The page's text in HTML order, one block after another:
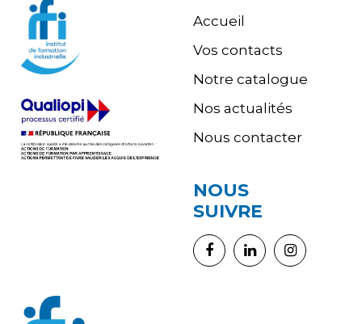
Accueil
Vos contacts
Notre catalogue
Nos actualités
Nous contacter
NOUS
SUIVRE